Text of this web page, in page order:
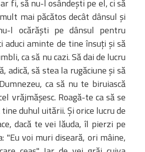
biserici și
monumente
Diaconii
Centre și
Asociații
Cimitire
Parohii
RESURSE
Apostolia Italia
fi, să nu-l osândeşti pe el, ci să
mai păcătos decât dânsul şi
l ocărăşti pe dânsul pentru
aduci aminte de tine însuţi şi să
ca să nu cazi. Să dai de lucru
adică, să stea la rugăciune şi să
ca să nu te biruiască
vrăjmăşesc. Roagă-te ca să se
duhul uitării. Şi orice lucru de
dacă te vei lăuda, îl pierzi pe
"Eu voi muri diseară, ori mâine,